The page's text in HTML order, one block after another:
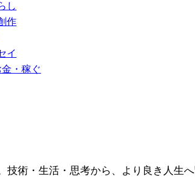
し
作
イ
・稼ぐ
術・生活・思考から、より良き人生へ